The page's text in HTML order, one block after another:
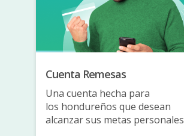
Cuenta Remesas
Una cuenta hecha para
los hondureños que desean
alcanzarsus metas personales